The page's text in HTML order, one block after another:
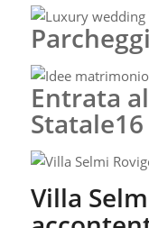
Entrata
Villa